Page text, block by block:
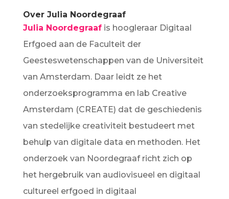
Over Julia Noordegraaf
Julia Noordegraafis hoogleraar Digitaal
Erfgoed aan de Faculteit der
Geesteswetenschappen van de Universiteit
van Amsterdam. Daar leidt ze het
onderzoeksprogramma en lab Creative
Amsterdam (CREATE) dat de geschiedenis
van stedelijke creativiteit bestudeert met
behulp van digitale data en methoden. Het
onderzoek van Noordegraaf richt zich op
het hergebruik van audiovisueel en digitaal
cultureel erfgoed in digitaal